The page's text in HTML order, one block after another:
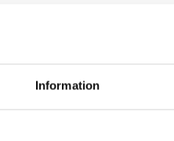
Information
glada att vi kunnat lägga
när vi hjälper våra